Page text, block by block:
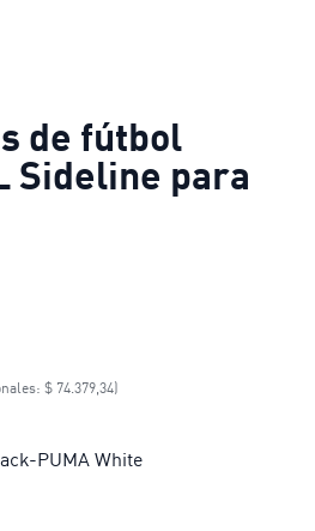
de fútbol
Sideline para
de fútbol
$ 74.379,34)
PUMA White